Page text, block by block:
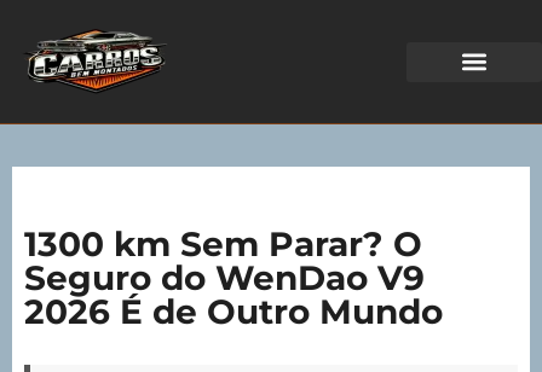
1300 km Sem Parar? O
Seguro do WenDao V9
2026 É de Outro Mundo